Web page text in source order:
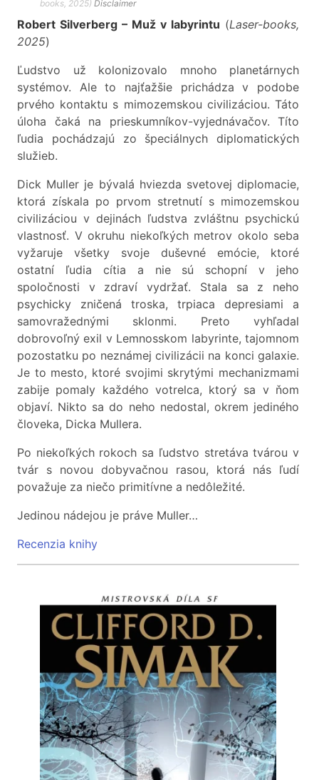
books, 2025) Disclaimer
Robert Silverberg – Muž v labyrintu (Laser-books,
2025)
Ľudstvo už kolonizovalo mnoho planetárnych
systémov. Ale to najťažšie prichádza v podobe
prvého kontaktu s mimozemskou civilizáciou. Táto
úloha čaká na prieskumníkov-vyjednávačov. Títo
ľudia pochádzajú zo špeciálnych diplomatických
služieb.
Dick Muller je bývalá hviezda svetovej diplomacie,
ktorá získala po prvom stretnutí s mimozemskou
civilizáciou v dejinách ľudstva zvláštnu psychickú
vlastnosť. V okruhu niekoľkých metrov okolo seba
vyžaruje všetky svoje duševné emócie, ktoré
ostatní ľudia cítia a nie sú schopní v jeho
spoločnosti v zdraví vydržať. Stala sa z neho
psychicky zničená troska, trpiaca depresiami a
samovražednými sklonmi. Preto vyhľadal
dobrovoľný exil v Lemnosskom labyrinte, tajomnom
pozostatku po neznámej civilizácii na konci galaxie.
Je to mesto, ktoré svojimi skrytými mechanizmami
zabije pomaly každého votrelca, ktorý sa v ňom
objaví. Nikto sa do neho nedostal, okrem jediného
človeka, Dicka Mullera.
Po niekoľkých rokoch sa ľudstvo stretáva tvárou v
tvár s novou dobyvačnou rasou, ktorá nás ľudí
považuje za niečo primitívne a nedôležité.
Jedinou nádejou je práve Muller…
Recenzia knihy